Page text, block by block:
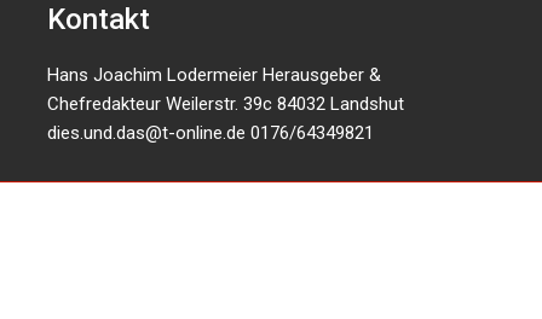
Kontakt
Hans Joachim Lodermeier Herausgeber &
Chefredakteur Weilerstr. 39c 84032 Landshut
dies.und.das@t-online.de 0176/64349821